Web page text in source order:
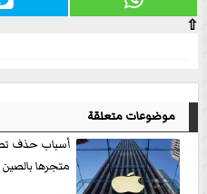
⇧
موضوعات متعلقة
متجرها بالصين